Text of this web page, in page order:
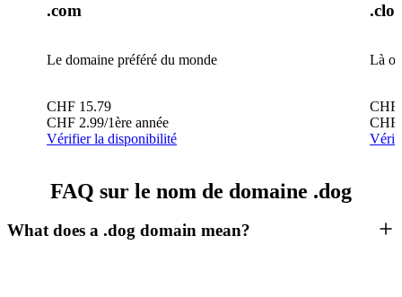
.com
Le domaine préféré du monde
CHF 15.79
CHF 2.99/1ère année
Vérifier la disponibilité
Là
CHF
CHF
FAQ sur le nom de domaine .dog
What does a .dog domain mean?